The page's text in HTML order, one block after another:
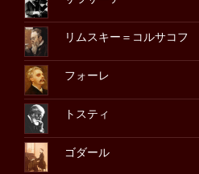
リムスキー＝コルサコフ
フォーレ
トスティ
ゴダール